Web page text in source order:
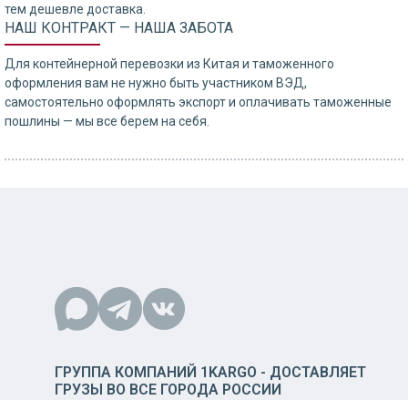
тем дешевле доставка.
НАШ КОНТРАКТ — НАША ЗАБОТА
Для контейнерной перевозки из Китая и таможенного
оформления вам не нужно быть участником ВЭД,
самостоятельно оформлять экспорт и оплачивать таможенные
пошлины — мы все берем на себя.
ГРУППА КОМПАНИЙ 1KARGO - ДОСТАВЛЯЕТ
ГРУЗЫ ВО ВСЕ ГОРОДА РОССИИ